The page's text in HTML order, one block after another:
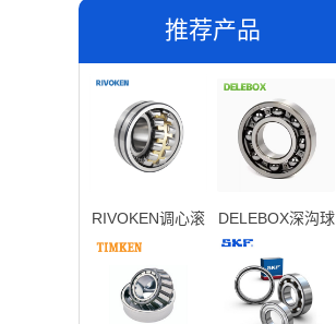
推荐产品
RIVOKEN调心滚
子轴承
DELEBOX深沟球